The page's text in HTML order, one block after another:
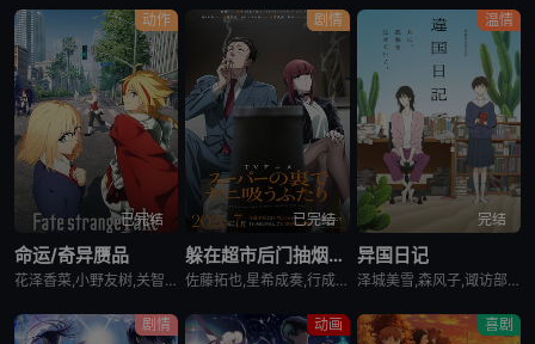
动作
已完结
命运/奇异赝品
花泽香菜,小野友树,关智一,诸星堇,小林优,Lynn,小西克幸,内田真礼,森久保祥太郎,羽多野涉,松冈祯丞,堀内贤雄,古贺葵,橘龙丸,浪川大辅,榎木淳弥,咲野俊介
剧情
已完结
躲在超市后门抽烟的两人
佐藤拓也,星希成奏,行成桃姬,丰口惠美,安田陆矢,日笠阳子,高桥伸也
温情
完结
异国日记
泽城美雪,森风子,诹访部顺一,诸星堇,松井惠理子,近藤隆,大原沙耶香
剧情 动画 喜剧